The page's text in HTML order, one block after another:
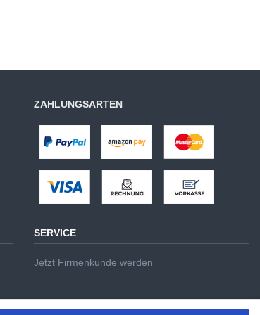
ZAHLUNGSARTEN
SERVICE
Jetzt Firmenkunde werden